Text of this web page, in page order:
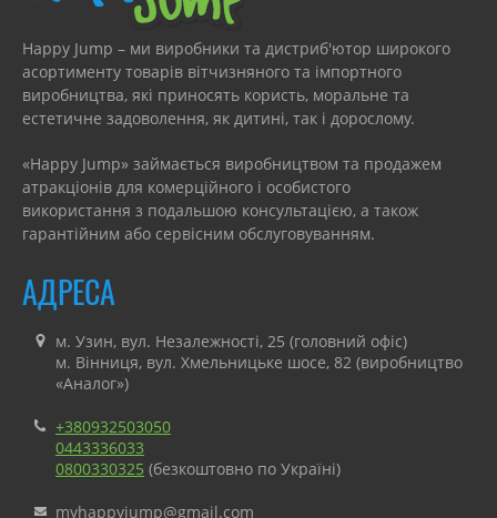
Happy Jump – ми виробники та дистриб'ютор широкого
асортименту товарів вітчизняного та імпортного
виробництва, які приносять користь, моральне та
естетичне задоволення, як дитині, так і дорослому.
«Happy Jump» займається виробництвом та продажем
атракціонів для комерційного і особистого
використання з подальшою консультацією, а також
гарантійним або сервісним обслуговуванням.
АДРЕСА
м. Узин, вул. Незалежності, 25 (головний офіс)
м. Вінниця, вул. Хмельницьке шосе, 82 (виробництво
«Аналог»)
+380932503050
0443336033
0800330325 (безкоштовно по Україні)
myhappyjump@gmail.com